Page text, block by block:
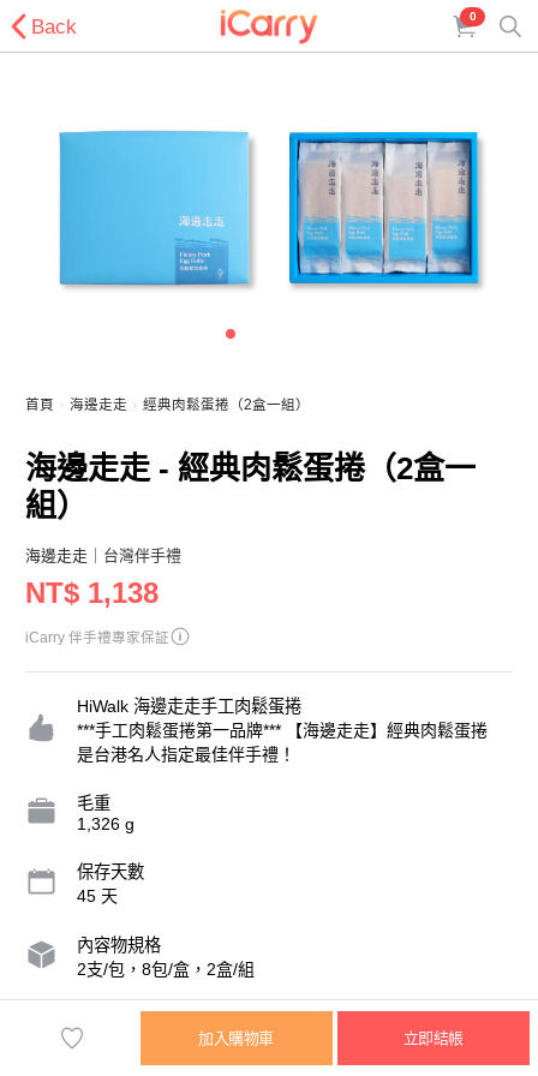
Back 0
首頁 海邊走走 經典肉鬆蛋捲（2盒一組）
海邊走走 - 經典肉鬆蛋捲（2盒一
組）
海邊走走 ｜台灣伴手禮
NT$ 1,138
iCarry 伴手禮專家保証
HiWalk 海邊走走手工肉鬆蛋捲
***手工肉鬆蛋捲第一品牌*** 【海邊走走】經典肉鬆蛋捲
是台港名人指定最佳伴手禮！
毛重
1,326 g
保存天數
45 天
內容物規格
2支/包，8包/盒，2盒/組
營業人名稱
海邊走走食品股份有限公司
加入購物車 立即結帳